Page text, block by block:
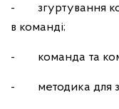
- згуртування
в команді;
- команда та
- методика для